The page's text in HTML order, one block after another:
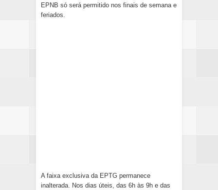
EPNB só será permitido nos finais de semana e
feriados.
A faixa exclusiva da EPTG permanece
inalterada. Nos dias úteis, das 6h às 9h e das